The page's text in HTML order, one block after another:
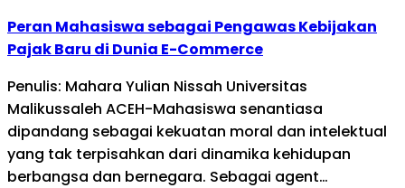
Peran Mahasiswa sebagai Pengawas Kebijakan
Pajak Baru di Dunia E-Commerce
Penulis: Mahara Yulian Nissah Universitas
Malikussaleh ACEH-Mahasiswa senantiasa
dipandang sebagai kekuatan moral dan intelektual
yang tak terpisahkan dari dinamika kehidupan
berbangsa dan bernegara. Sebagai agent…